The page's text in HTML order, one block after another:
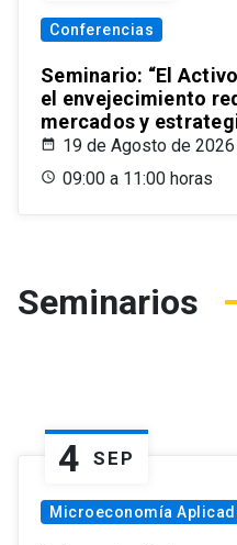
Conferencias
Seminario: “El
el envejecimiento
mercados y
19 de Agosto de 2026
09:00 a 11:00 horas
Seminarios
4 SEP
Microeconomía